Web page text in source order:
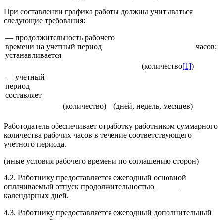
При составлении графика работы должны учитываться
следующие требования:
— продолжительность рабочего
времени на учетный период
устанавливается
часов;
(количество[1])
— учетный
период
составляет
(количество)
(дней, недель, месяцев)
Работодатель обеспечивает отработку работником суммарного
количества рабочих часов в течение соответствующего
учетного периода.
(иные условия рабочего времени по соглашению сторон)
4.2. Работнику предоставляется ежегодный основной
оплачиваемый отпуск продолжительностью ______
календарных дней.
4.3. Работнику предоставляется ежегодный дополнительный